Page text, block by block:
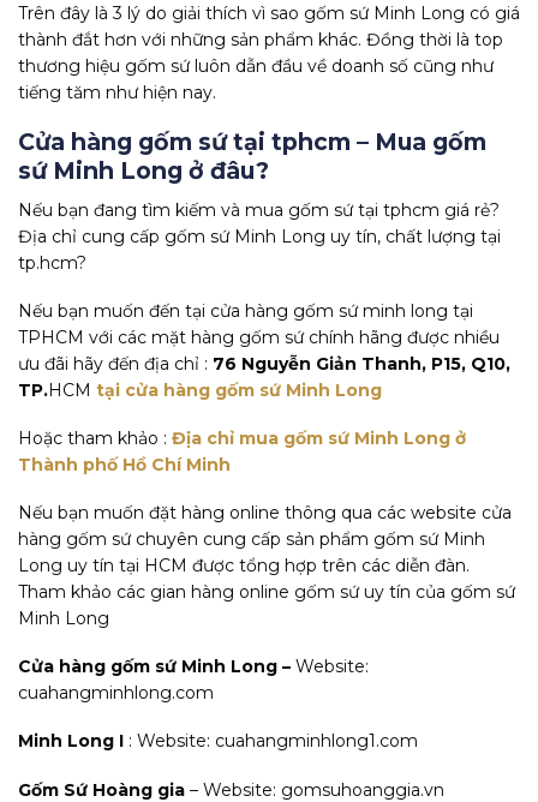
Trên đây là 3 lý do giải thích vì sao gốm sứ Minh Long có giá
thành đắt hơn với những sản phẩm khác. Đồng thời là top
thương hiệu gốm sứ luôn dẫn đầu về doanh số cũng như
tiếng tăm như hiện nay.
Cửa hàng gốm sứ tại tphcm – Mua gốm
sứ Minh Long ở đâu?
Nếu bạn đang tìm kiếm và mua gốm sứ tại tphcm giá rẻ?
Địa chỉ cung cấp gốm sứ Minh Long uy tín, chất lượng tại
tp.hcm?
Nếu bạn muốn đến tại cửa hàng gốm sứ minh long tại
TPHCM với các mặt hàng gốm sứ chính hãng được nhiều
ưu đãi hãy đến địa chỉ : 76 Nguyễn Giản Thanh, P15, Q10,
TP.HCM tại cửa hàng gốm sứ Minh Long
Hoặc tham khảo : Địa chỉ mua gốm sứ Minh Long ở
Thành phố Hồ Chí Minh
Nếu bạn muốn đặt hàng online thông qua các website cửa
hàng gốm sứ chuyên cung cấp sản phẩm gốm sứ Minh
Long uy tín tại HCM được tổng hợp trên các diễn đàn.
Tham khảo các gian hàng online gốm sứ uy tín của gốm sứ
Minh Long
Cửa hàng gốm sứ Minh Long – Website:
cuahangminhlong.com
Minh Long I : Website: cuahangminhlong1.com
Gốm Sứ Hoàng gia – Website: gomsuhoanggia.vn